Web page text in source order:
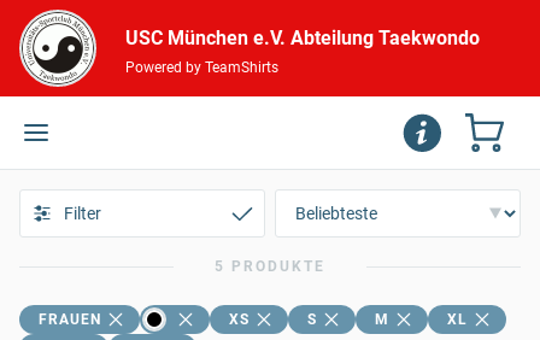
USC München e.V. Abteilung Taekwondo
Powered by TeamShirts
Filter
5 PRODUKTE
FRAUEN XS S M
XL